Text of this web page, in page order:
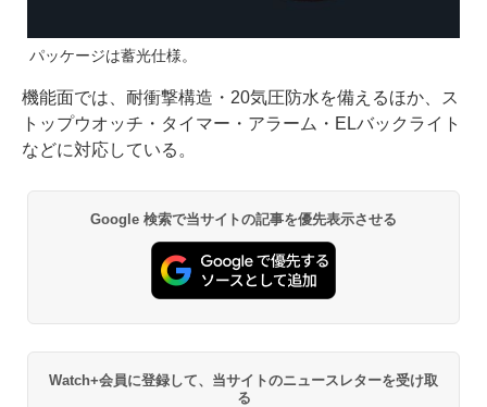
パッケージは蓄光仕様。
機能面では、耐衝撃構造・20気圧防水を備えるほか、ス
トップウオッチ・タイマー・アラーム・ELバックライト
などに対応している。
Google 検索で当サイトの記事を優先表示させる
Watch+会員に登録して、当サイトのニュースレターを受け取
る